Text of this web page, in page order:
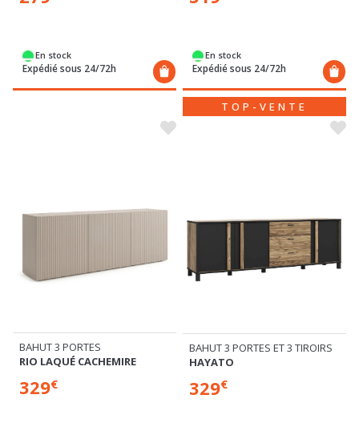
En stock
Expédié sous 24/72h
En stock
Expédié sous 24/72h
BAHUT 3 PORTES
RIO LAQUÉ CACHEMIRE
329€
TOP-VENTE
BAHUT 3 PORTES ET 3 TIROIRS
HAYATO
329€